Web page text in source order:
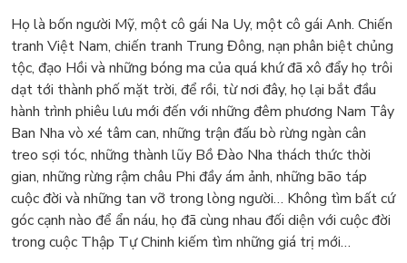
Họ là bốn người Mỹ, một cô gái Na Uy, một cô gái Anh. Chiến
tranh Việt Nam, chiến tranh Trung Đông, nạn phân biệt chủng
tộc, đạo Hồi và những bóng ma của quá khứ đã xô đẩy họ trôi
dạt tới thành phố mặt trời, để rồi, từ nơi đây, họ lại bắt đầu
hành trình phiêu lưu mới đến với những đêm phương Nam Tây
Ban Nha vò xé tâm can, những trận đấu bò rừng ngàn cân
treo sợi tóc, những thành lũy Bồ Đào Nha thách thức thời
gian, những rừng rậm châu Phi đầy ám ảnh, những bão táp
cuộc đời và những tan vỡ trong lòng người… Không tìm bất cứ
góc cạnh nào để ẩn náu, họ đã cùng nhau đối diện với cuộc đời
trong cuộc Thập Tự Chinh kiếm tìm những giá trị mới…